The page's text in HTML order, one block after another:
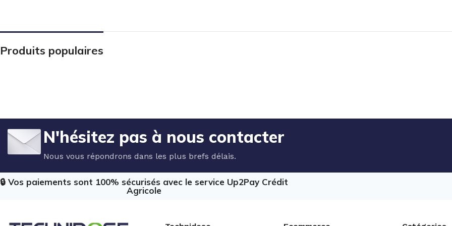
Produits populaires
N'hésitez pas à nous contacter
Nous vous répondrons dans les plus brefs délais.
🔒 Vos paiements sont 100% sécurisés avec le service Up2Pay Crédit
Agricole